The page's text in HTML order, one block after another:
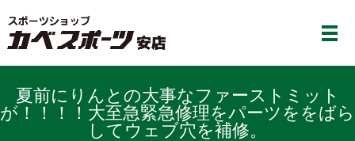
夏前にりんとの大事なファーストミット
が！！！！大至急緊急修理を️パーツををばら
してウェブ穴を補修。